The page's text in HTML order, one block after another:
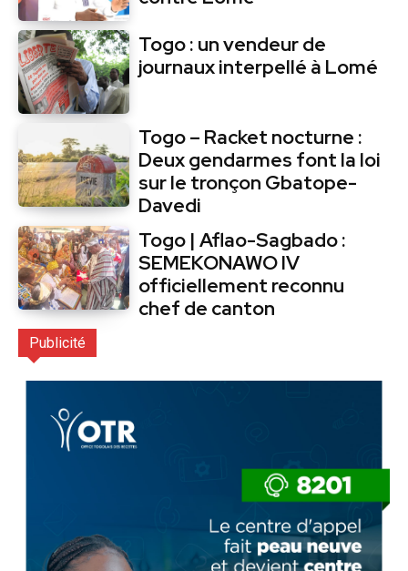
Togo : un vendeur de
journaux interpellé à Lomé
Togo – Racket nocturne :
Deux gendarmes font la loi
sur le tronçon Gbatope-
Davedi
Togo | Aflao-Sagbado :
SEMEKONAWO IV
officiellement reconnu
chef de canton
Publicité